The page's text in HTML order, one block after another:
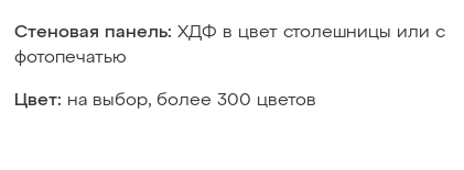
Стеновая панель: ХДФ в цвет столешницы или с
фотопечатью
Цвет: на выбор, более 300 цветов